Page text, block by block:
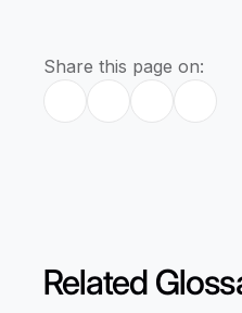
Share this page on:
Related